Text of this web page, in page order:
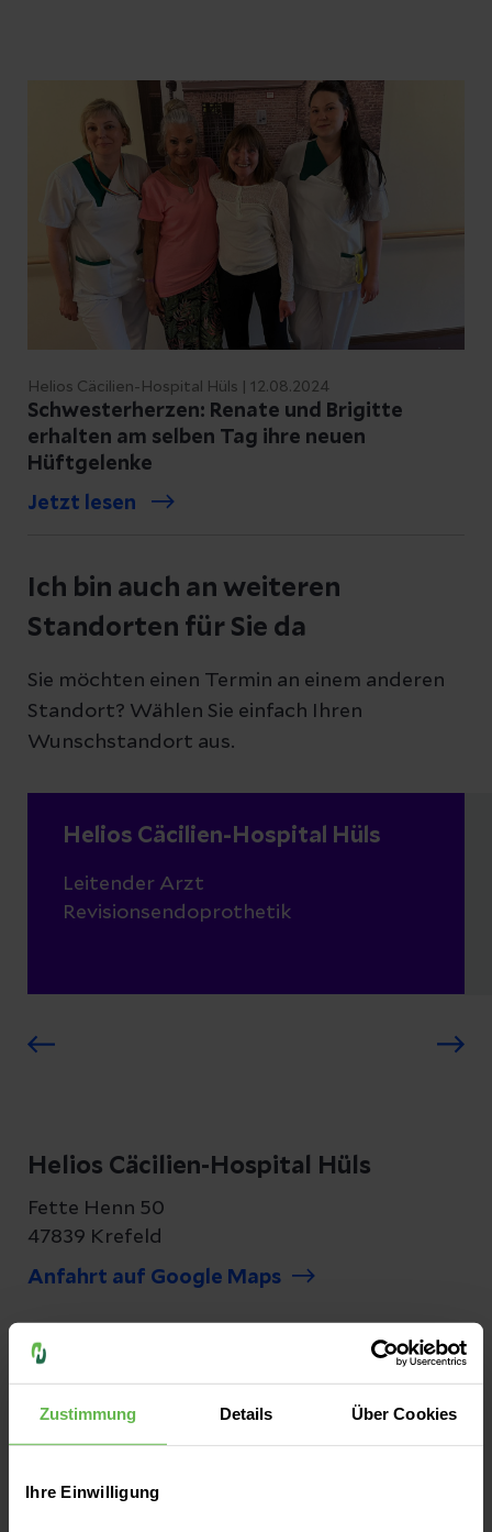
Zustimmung Details Über Cookies
Ihre Einwilligung
Helios Cäcilien-Hospital Hüls | 12.08.2024
Schwesterherzen: Renate und Brigitte
erhalten am selben Tag ihre neuen
Hüftgelenke
Jetzt lesen
Ich bin auch an weiteren
Standorten für Sie da
Sie möchten einen Termin an einem anderen
Standort? Wählen Sie einfach Ihren
Wunschstandort aus.
Helios Cäcilien-Hospital Hüls
Leitender Arzt
Revisionsendoprothetik
Helios Cäcilien-Hospital Hüls
Fette Henn 50
47839 Krefeld
Anfahrt auf Google Maps
Kontakt
Tel: 02151 739-1
Fax:02151 739-250